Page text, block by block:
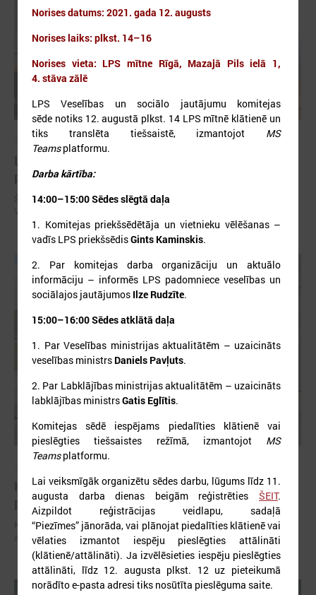
2026. gada 04. augusts
plānotajām izmaiņām slimnīcu finansēšanā
Šī gada 4. augustā Latvijas Pašvaldību savienībā (LPS) notika
Komitejas sēdē Liepājā runāja par sociālajiem
pakalpojumiem un civilo aizsardzību
Komitejas sēdē Liepājā runāja par sociālajiem pakalpojumiem un civilo
aizsardzību
Norises datums: 2021. gada 12. augusts
Norises laiks: plkst. 14–16
Norises vieta: LPS mītne Rīgā, Mazajā Pils ielā 1,
4. stāva zālē
LPS Veselības un sociālo jautājumu komitejas
sēde notiks 12. augustā plkst. 14 LPS mītnē klātienē un
tiks translēta tiešsaistē, izmantojot MS
Teamsplatformu.
Darba kārtība:
14:00–15:00 Sēdes slēgtā daļa
1. Komitejas priekšsēdētāja un vietnieku vēlēšanas –
vadīs LPS priekšsēdisGints Kaminskis.
2. Par komitejas darba organizāciju un aktuālo
informāciju – informēs LPS padomniece veselības un
sociālajos jautājumos Ilze Rudzīte.
15:00–16:00 Sēdes atklātā daļa
1. Par Veselības ministrijas aktualitātēm – uzaicināts
veselības ministrs Daniels Pavļuts.
2. Par Labklājības ministrijas aktualitātēm – uzaicināts
labklājības ministrsGatis Eglītis.
Komitejas sēdē iespējams piedalīties klātienē vai
pieslēgties tiešsaistes režīmā, izmantojot MS
Teamsplatformu.
Lai veiksmīgāk organizētu sēdes darbu, lūgums līdz 11.
augusta darba dienas beigām reģistrēties ŠEIT.
Aizpildot reģistrācijas veidlapu, sadaļā
“Piezīmes” jānorāda, vai plānojat piedalīties klātienē vai
vēlaties izmantot iespēju pieslēgties attālināti
(klātienē/attālināti). Ja izvēlēsieties iespēju pieslēgties
attālināti, līdz 12. augusta plkst. 12 uz pieteikumā
norādīto e-pasta adresi tiks nosūtīta pieslēguma saite.